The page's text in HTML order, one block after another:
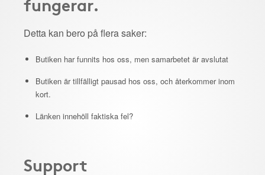
Detta kan bero på flera saker:
Butiken har funnits hos oss, men samarbetet är avslutat
Butiken är tillfälligt pausad hos oss, och återkommer inom
kort.
Länken innehöll faktiska fel?
Support